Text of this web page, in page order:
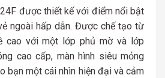
được thiết kế với điểm nổi bật
ngoài hấp dẫn. Được chế tạo từ
cao với một lớp phủ mờ và lớp
cao cấp, màn hình siêu mỏng
bạn một cái nhìn hiện đại và cảm